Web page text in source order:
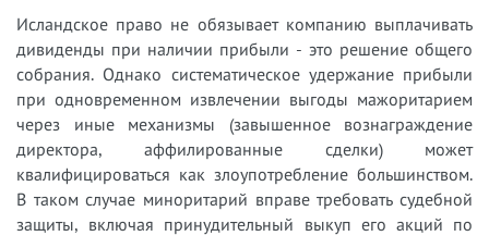
Исландское право не обязывает компанию выплачивать
дивиденды при наличии прибыли - это решение общего
собрания. Однако систематическое удержание прибыли
при одновременном извлечении выгоды мажоритарием
через иные механизмы (завышенное вознаграждение
директора, аффилированные сделки) может
квалифицироваться как злоупотребление большинством.
В таком случае миноритарий вправе требовать судебной
защиты, включая принудительный выкуп его акций по